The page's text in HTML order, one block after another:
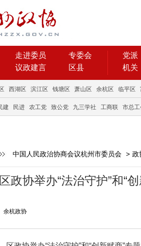
走进委员
专委会
议政建言 区县
党派
机关
西湖区 滨江区 钱塘区 萧山区 余杭区 临平区
建 民进 农工党 致公党 九三学社 工商联 市总
中国人民政治协商会议杭州市委员会 > 政
区政协举办“法治守护”和“
余杭政协